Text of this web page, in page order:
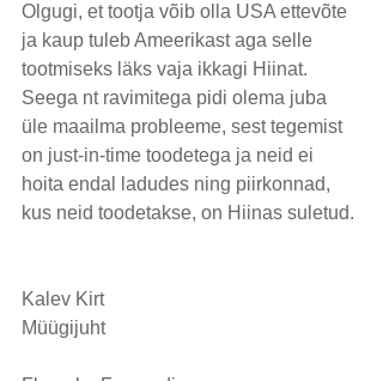
Olgugi, et tootja võib olla USA ettevõte
ja kaup tuleb Ameerikast aga selle
tootmiseks läks vaja ikkagi Hiinat.
Seega nt ravimitega pidi olema juba
üle maailma probleeme, sest tegemist
on just-in-time toodetega ja neid ei
hoita endal ladudes ning piirkonnad,
kus neid toodetakse, on Hiinas suletud.
Kalev Kirt
Müügijuht